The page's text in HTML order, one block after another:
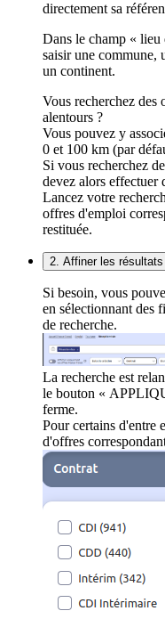
directement sa
Dans le champ «
saisir une commune,
un continent.
Vous recherchez des
alentours ?
Vous pouvez y
0 et 100 km (par
Si vous recherchez
devez alors effectuer
Lancez votre
offres d'emploi
restituée.
2. Affiner les
Si besoin, vous
en sélectionnant des
de recherche.
La recherche est
le bouton «
ferme.
Pour certains d'entre
d'offres